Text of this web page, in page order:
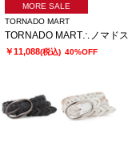
MORE SALE
TORNADO MART
￥11,088(税込) 40%OFF